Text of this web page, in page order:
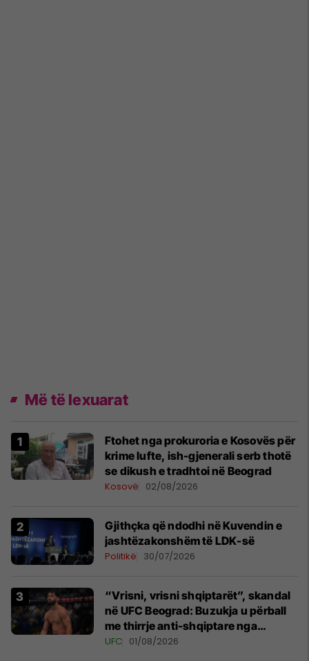
Më të lexuarat
Ftohet nga prokuroria e Kosovës për
krime lufte, ish-gjenerali serb thotë
se dikush e tradhtoi në Beograd
Kosovë 02/08/2026
Gjithçka që ndodhi në Kuvendin e
jashtëzakonshëm të LDK-së
Politikë 30/07/2026
“Vrisni, vrisni shqiptarët”, skandal
në UFC Beograd: Buzukja u përball
me thirrje anti-shqiptare nga
tribunat
UFC 01/08/2026